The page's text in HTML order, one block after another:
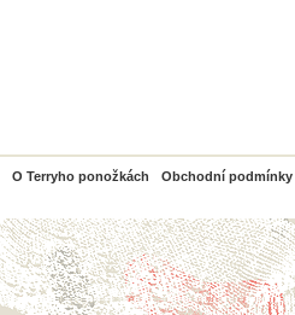
O Terryho ponožkách Obchodní podmínky
PayPal